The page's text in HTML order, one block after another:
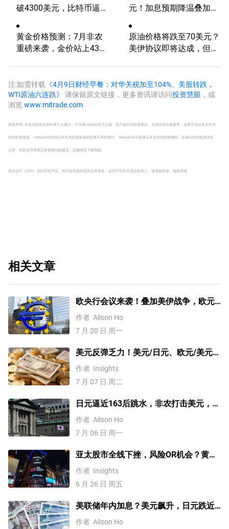
破4300美元，比特币逼近
元！加息预期降温叠加央
黄金价格预测：7月非农
重磅来袭，金价站上4300
原油价格将跌至70美元？
美伊协议即将达成，但小
注:如需转载 《4月9日财经早餐：对华关税加至104%、美股转跌，
WTI原油六连跌》 请保留原文链接，更多资讯请访问投资慧眼 ，或
浏览www.mitrade.com
免责声明: 本文内容仅代表作者个人观点，不代表mitrade官方立场，也不能作为投资建议。文章内容仅做参考，读者不应以本文作为
任何投资依据。 mitrade对任何以本文为交易依据的结果不承担责任。 Mitrade亦不能保证本文内容的准确性。在做出任何投资决定
之前，您应该寻求独立财务顾问的建议，以确保您了解风险。
差价合约（CFD）是杠杆性产品，有可能导致您损失全部资金。这些产品并不适合所有人，请谨慎投资。 查阅详情
相关文章
欧央行会议来袭！叠加美伊战争，欧元
何去何从？【外汇周报】
作者 Alison Ho
7 月 20 日 周一
美元反弹乏力！美元/日元、欧元/美元、
澳元/美元、黄金技术分析
作者 Insights
7 月 07 日 周二
日元逼近163后跳水，非农打击美元，未
来走势如何？【外汇周报】
作者 Alison Ho
7 月 06 日 周一
亚太股市全线下挫，风险OR机会？黄
金、美元、澳元/美元、纳指100技术分
析
作者 Insights
6 月 26 日 周五
美联储年内加息？美元飙升，日元跌近
162【外汇周报】
作者 Alison Ho